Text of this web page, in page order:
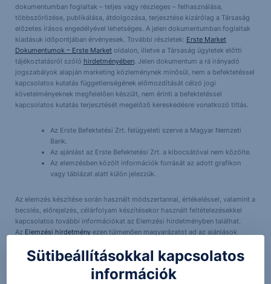
dokumentumban foglaltak – teljes vagy részleges – felhasználása,
többszörözése, publikálása, átdolgozása, terjesztése kizárólag a Társaság
előzetes írásos engedélyével lehetséges. A jelen dokumentumban foglaltak
kiadásuk időpontjában érvényesek. További részletek: Erste Market
Dokumentumok – Erste Marketoldalon, illetve a Társaság ügyletek előtti
tájékoztatásról szóló hirdetményében. Jelen dokumentum a rá irányadó
jogszabályok alapján marketing közleménynek minősül, nem a befektetéssel
kapcsolatos kutatás függetlenségének előmozdítását célzó jogi
követelményeknek megfelelően készült, nem érinti a befektetéssel
kapcsolatos kutatás terjesztését megelőző kereskedésre vonatkozó tiltás.
Az Erste Befektetési Zrt. felügyeleti szerve a Magyar Nemzeti
Bank.
Az ajánlást az Erste Befektetési Zrt. a kibocsátóval nem közölte.
Az elemzésben közölt információk forrását az adott grafikon
vagy táblázat alatt külön jelezzük.
Az elemzés készítése során használt módszertannal, értékeléssel, valamint a
becslés, előrejelzés, célárfolyam készítésekor használt feltételezésekkel
kapcsolatos további információkat az Elemzési hirdetményben találhat.
Az Elemzési hirdetményezen túlmenően magyarázatot ad az ajánlások
Az ajánlás a következő időtartamra (befektetési időtartam) vonatkozik: Az
ajánlás a célárfolyam teljesüléséig, vagy a stop-loss aktiválódásáig
Sütibeállításokkal kapcsolatos
információk